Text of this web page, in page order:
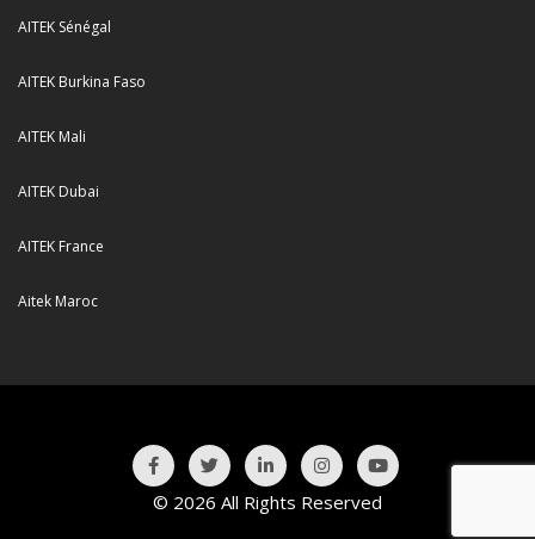
AITEK Sénégal
AITEK Burkina Faso
AITEK Mali
AITEK Dubai
AITEK France
Aitek Maroc
© 2026 All Rights Reserved